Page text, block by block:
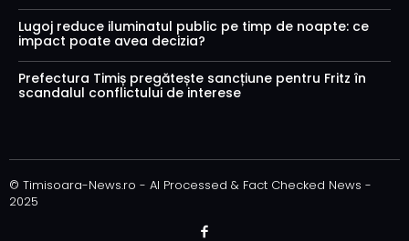
Lugoj reduce iluminatul public pe timp de noapte: ce
impact poate avea decizia?
Prefectura Timiș pregătește sancțiune pentru Fritz în
scandalul conflictului de interese
© Timisoara-News.ro - AI Processed & Fact Checked News -
2025